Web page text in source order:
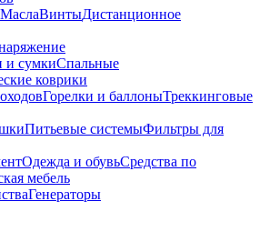
МаслаВинтыДистанционное
и сумкиСпальные
коврики
Горелки и баллоныТреккинговые
Питьевые системыФильтры для
Одежда и обувьСредства по
мебель
Генераторы